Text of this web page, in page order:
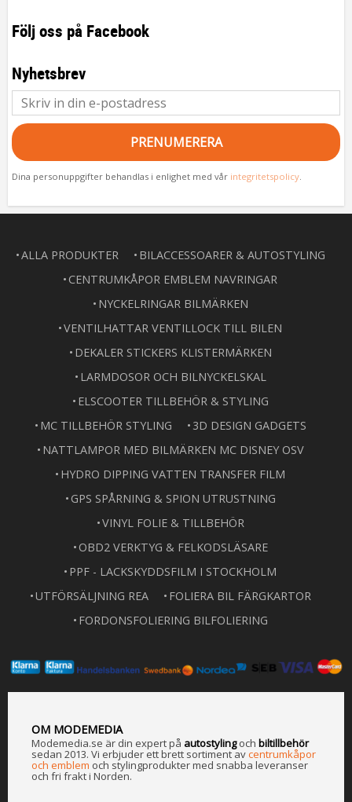
Följ oss på Facebook
Nyhetsbrev
PRENUMERERA
Dina personuppgifter behandlas i enlighet med vår integritetspolicy
ALLA PRODUKTER
BILACCESSOARER & AUTOSTYLING
CENTRUMKÅPOR EMBLEM NAVRINGAR
NYCKELRINGAR BILMÄRKEN
VENTILHATTAR VENTILLOCK TILL BILEN
DEKALER STICKERS KLISTERMÄRKEN
LARMDOSOR OCH BILNYCKELSKAL
ELSCOOTER TILLBEHÖR & STYLING
MC TILLBEHÖR STYLING
3D DESIGN GADGETS
NATTLAMPOR MED BILMÄRKEN MC DISNEY OSV
HYDRO DIPPING VATTEN TRANSFER FILM
GPS SPÅRNING & SPION UTRUSTNING
VINYL FOLIE & TILLBEHÖR
OBD2 VERKTYG & FELKODSLÄSARE
PPF - LACKSKYDDSFILM I STOCKHOLM
UTFÖRSÄLJNING REA
FOLIERA BIL FÄRGKARTOR
FORDONSFOLIERING BILFOLIERING
OM MODEMEDIA
Modemedia.se är din expert på autostylingoch biltillbehör
sedan 2013. Vi erbjuder ett brett sortiment avcentrumkåpor
och emblem och stylingprodukter med snabba leveranser
och fri frakt i Norden.